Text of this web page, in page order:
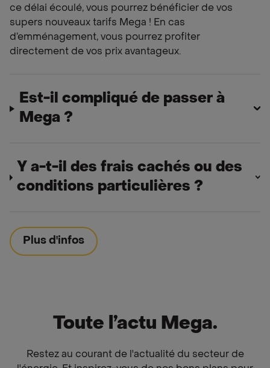
ce délai écoulé, vous pourrez bénéficier de vos
supers nouveaux tarifs Mega ! En cas
d’emménagement, vous pourrez profiter
directement de vos prix avantageux.
Est-il compliqué de passer à
Mega ?
Y a-t-il des frais cachés ou des
conditions particulières ?
Plus d'infos
Toute l’actu Mega.
Restez au courant de l'actualité du secteur de